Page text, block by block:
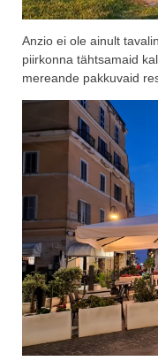
Anzio ei ole ainult
piirkonna tähtsamaid
mereande pakkuvaid